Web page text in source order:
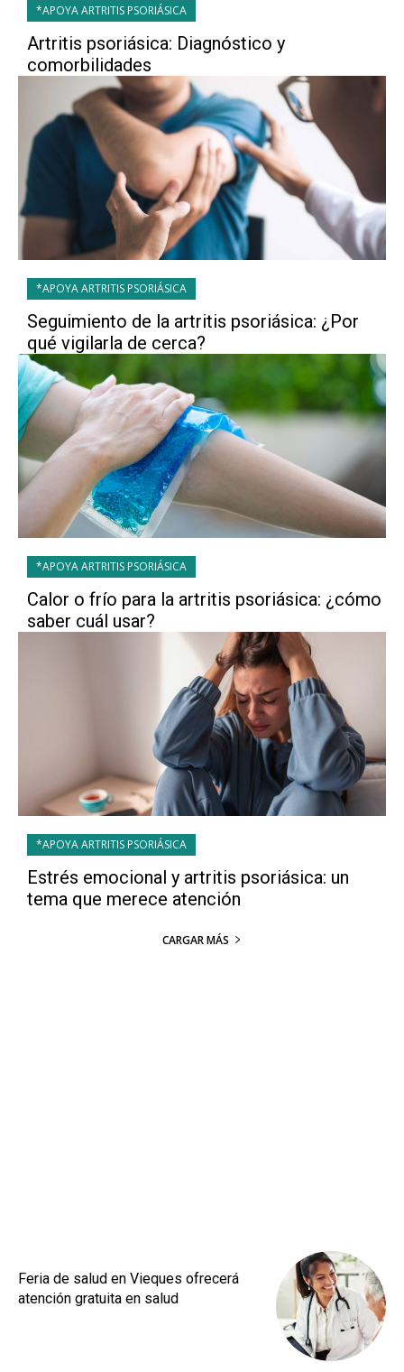
*APOYA ARTRITIS PSORIÁSICA
Artritis psoriásica: Diagnóstico y
comorbilidades
*APOYA ARTRITIS PSORIÁSICA
Seguimiento de la artritis psoriásica: ¿Por
qué vigilarla de cerca?
*APOYA ARTRITIS PSORIÁSICA
Calor o frío para la artritis psoriásica: ¿cómo
saber cuál usar?
*APOYA ARTRITIS PSORIÁSICA
Estrés emocional y artritis psoriásica: un
tema que merece atención
CARGAR MÁS
Feria de salud en Vieques ofrecerá
atención gratuita en salud